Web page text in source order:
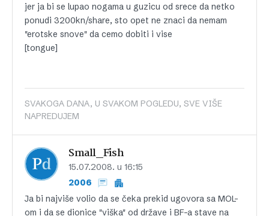
jer ja bi se lupao nogama u guzicu od srece da netko
ponudi 3200kn/share, sto opet ne znaci da nemam
"erotske snove" da cemo dobiti i vise
[tongue]
SVAKOGA DANA, U SVAKOM POGLEDU, SVE VIŠE
NAPREDUJEM
Small_Fish
15.07.2008. u 16:15
2006
Ja bi najviše volio da se čeka prekid ugovora sa MOL-
om i da se dionice "viška" od države i BF-a stave na